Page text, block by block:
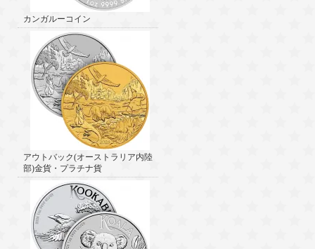
カンガルーコイン
アウトバック(オーストラリア内陸
部)金貨・プラチナ貨